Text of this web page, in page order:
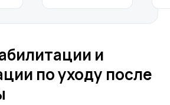
и
по уходу после